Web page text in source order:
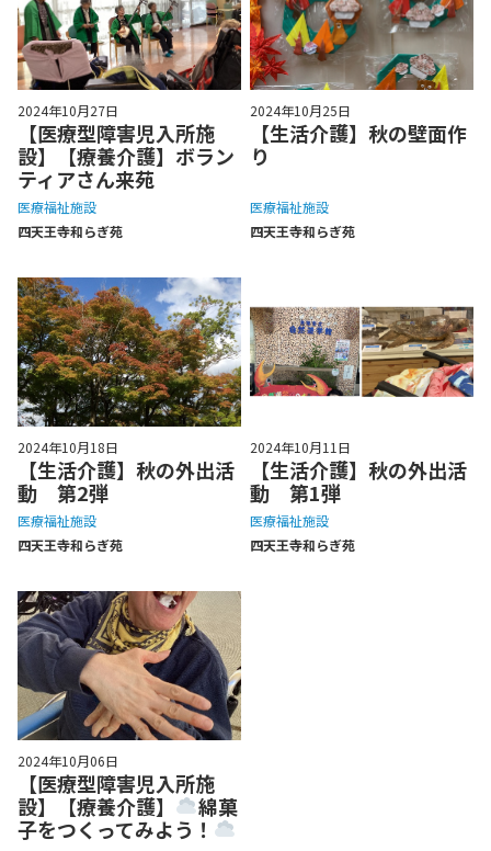
2024年10月27日
【医療型障害児入所施
設】【療養介護】ボラン
ティアさん来苑
医療福祉施設
四天王寺和らぎ苑
2024年10月25日
【生活介護】秋の壁面作
り
医療福祉施設
四天王寺和らぎ苑
2024年10月18日
【生活介護】秋の外出活
動 第2弾
医療福祉施設
四天王寺和らぎ苑
2024年10月11日
【生活介護】秋の外出活
動 第1弾
医療福祉施設
四天王寺和らぎ苑
2024年10月06日
【医療型障害児入所施
設】【療養介護】
綿菓
子をつくってみよう！